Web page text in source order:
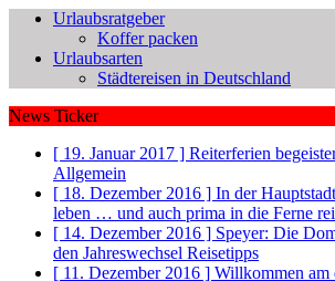
Urlaubsratgeber
Koffer packen
Urlaubsarten
Städtereisen in Deutschland
News Ticker
[ 19. Januar 2017 ] Reiterferien
Allgemein
[ 18. Dezember 2016 ] In der
leben … und auch prima in die Ferne
[ 14. Dezember 2016 ] Speyer: Die
den Jahreswechsel Reisetipps
[ 11. Dezember 2016 ] Willkommen am